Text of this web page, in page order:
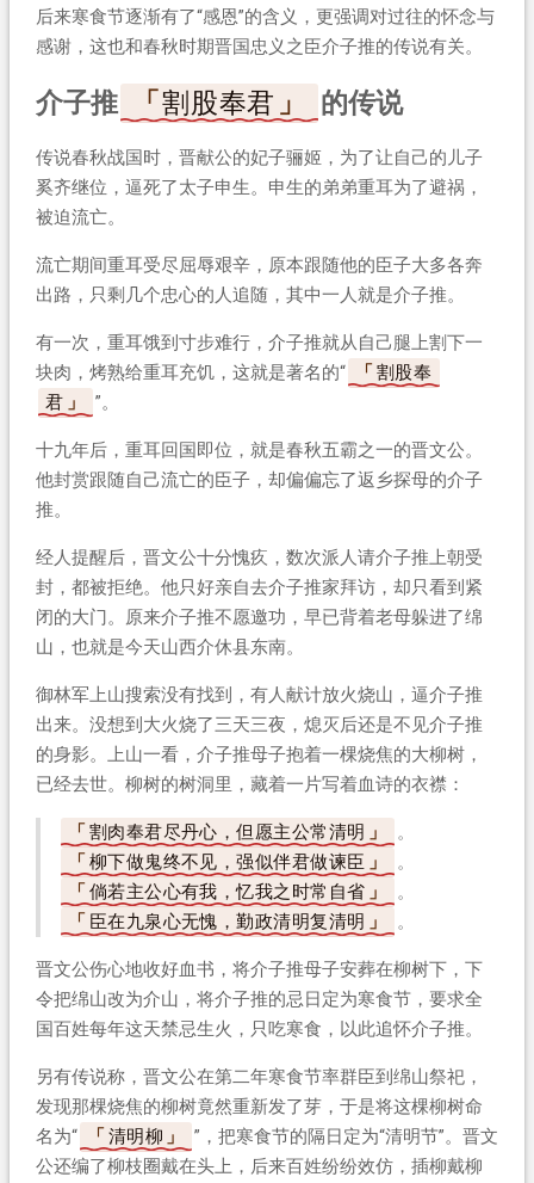
后来寒食节逐渐有了“感恩”的含义，更强调对过往的怀念与
感谢，这也和春秋时期晋国忠义之臣介子推的传说有关。
介子推 割股奉君 的传说
传说春秋战国时，晋献公的妃子骊姬，为了让自己的儿子
奚齐继位，逼死了太子申生。申生的弟弟重耳为了避祸，
被迫流亡。
流亡期间重耳受尽屈辱艰辛，原本跟随他的臣子大多各奔
出路，只剩几个忠心的人追随，其中一人就是介子推。
有一次，重耳饿到寸步难行，介子推就从自己腿上割下一
块肉，烤熟给重耳充饥，这就是著名的“
割股奉
君
”。
十九年后，重耳回国即位，就是春秋五霸之一的晋文公。
他封赏跟随自己流亡的臣子，却偏偏忘了返乡探母的介子
推。
经人提醒后，晋文公十分愧疚，数次派人请介子推上朝受
封，都被拒绝。他只好亲自去介子推家拜访，却只看到紧
闭的大门。原来介子推不愿邀功，早已背着老母躲进了绵
山，也就是今天山西介休县东南。
御林军上山搜索没有找到，有人献计放火烧山，逼介子推
出来。没想到大火烧了三天三夜，熄灭后还是不见介子推
的身影。上山一看，介子推母子抱着一棵烧焦的大柳树，
已经去世。柳树的树洞里，藏着一片写着血诗的衣襟：
割肉奉君尽丹心，但愿主公常清明
。
柳下做鬼终不见，强似伴君做谏臣
。
倘若主公心有我，忆我之时常自省
。
臣在九泉心无愧，勤政清明复清明
。
晋文公伤心地收好血书，将介子推母子安葬在柳树下，下
令把绵山改为介山，将介子推的忌日定为寒食节，要求全
国百姓每年这天禁忌生火，只吃寒食，以此追怀介子推。
另有传说称，晋文公在第二年寒食节率群臣到绵山祭祀，
发现那棵烧焦的柳树竟然重新发了芽，于是将这棵柳树命
名为“
清明柳
”，把寒食节的隔日定为“清明节”。晋文
公还编了柳枝圈戴在头上，后来百姓纷纷效仿，插柳戴柳